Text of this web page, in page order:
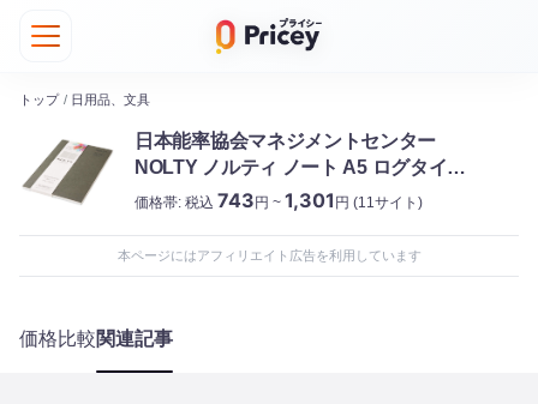
トップ / 日用品、文具
日本能率協会マネジメントセンター
NOLTY ノルティ ノート A5 ログタイプ
3.5m方眼 カーキ
価格帯: 税込 743円 ~ 1,301 円 (11サイト)
本ページにはアフィリエイト広告を利用しています
価格比較関連記事